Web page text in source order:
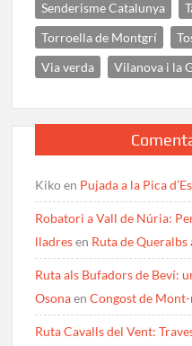
Senderisme Catalunya
Torroella de Montgrí
Via verda
Vilanova i la
Kikoen Pujada a la Pica
Robatori a Vall de Núria:
lladresen Ruta de Queralbs
Ruta als Bufadors de Beví:
OsonaenCongost de
Ruta Cavalls del Vent: